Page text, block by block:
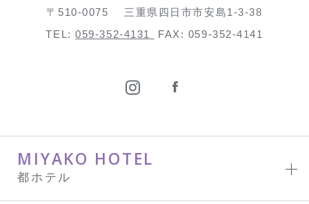
〒510-0075
三重県四日市市安島1-3-38
TEL:059-352-4131 FAX: 059-352-4141
MIYAKO HOTEL
都ホテル